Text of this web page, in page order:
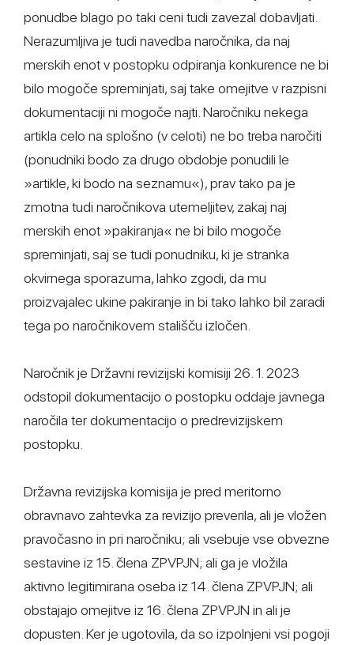
ponudbe blago po taki ceni tudi zavezal dobavljati.
Nerazumljiva je tudi navedba naročnika, da naj
merskih enot v postopku odpiranja konkurence ne bi
bilo mogoče spreminjati, saj take omejitve v razpisni
dokumentaciji ni mogoče najti. Naročniku nekega
artikla celo na splošno (v celoti) ne bo treba naročiti
(ponudniki bodo za drugo obdobje ponudili le
»artikle, ki bodo na seznamu«), prav tako pa je
zmotna tudi naročnikova utemeljitev, zakaj naj
merskih enot »pakiranja« ne bi bilo mogoče
spreminjati, saj se tudi ponudniku, ki je stranka
okvirnega sporazuma, lahko zgodi, da mu
proizvajalec ukine pakiranje in bi tako lahko bil zaradi
tega po naročnikovem stališču izločen.
Naročnik je Državni revizijski komisiji 26. 1. 2023
odstopil dokumentacijo o postopku oddaje javnega
naročila ter dokumentacijo o predrevizijskem
postopku.
Državna revizijska komisija je pred meritorno
obravnavo zahtevka za revizijo preverila, ali je vložen
pravočasno in pri naročniku; ali vsebuje vse obvezne
sestavine iz 15. člena ZPVPJN; ali ga je vložila
aktivno legitimirana oseba iz 14. člena ZPVPJN; ali
obstajajo omejitve iz 16. člena ZPVPJN in ali je
dopusten. Ker je ugotovila, da so izpolnjeni vsi pogoji